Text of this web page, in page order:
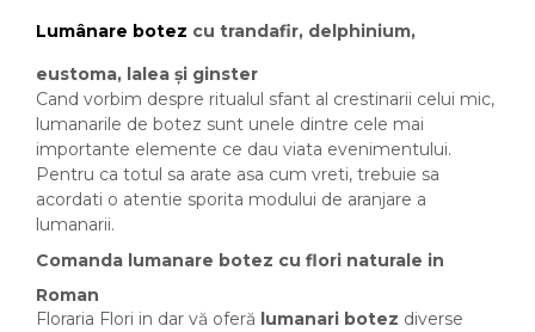
Lumânare botez cu trandafir, delphinium,
eustoma, lalea și ginster
Cand vorbim despre ritualul sfant al crestinarii celui mic,
lumanarile de botez sunt unele dintre cele mai
importante elemente ce dau viata evenimentului.
Pentru ca totul sa arate asa cum vreti, trebuie sa
acordati o atentie sporita modului de aranjare a
lumanarii.
Comanda lumanare botez cu flori naturale in
Roman
Floraria Flori in dar vă oferă lumanari botez diverse